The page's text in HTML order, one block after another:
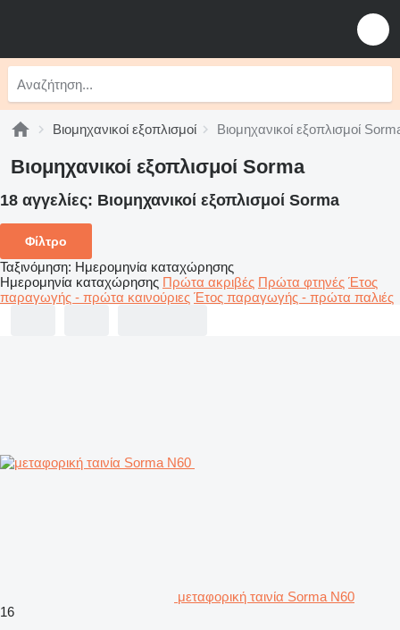
Βιομηχανικοί εξοπλισμοί Βιομηχανικοί εξοπλισμοί
Βιομηχανικοί εξοπλισμοί Sorma
18 αγγελίες: Βιομηχανικοί εξοπλισμοί Sorma
Φίλτρο
Ταξινόμηση: Ημερομηνία καταχώρησης
Ημερομηνία καταχώρησης Πρώτα ακριβές Πρώτα φτηνές Έτος
παραγωγής - πρώτα καινούριες Έτος παραγωγής - πρώτα παλιές
μεταφορική ταινία Sorma N60
16